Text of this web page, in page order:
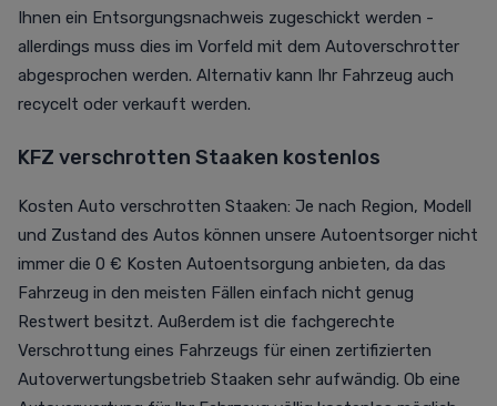
Ihnen ein Entsorgungsnachweis zugeschickt werden -
allerdings muss dies im Vorfeld mit dem Autoverschrotter
abgesprochen werden. Alternativ kann Ihr Fahrzeug auch
recycelt oder verkauft werden.
KFZ verschrotten Staaken kostenlos
Kosten Auto verschrotten Staaken: Je nach Region, Modell
und Zustand des Autos können unsere Autoentsorger nicht
immer die 0 € Kosten Autoentsorgung anbieten, da das
Fahrzeug in den meisten Fällen einfach nicht genug
Restwert besitzt. Außerdem ist die fachgerechte
Verschrottung eines Fahrzeugs für einen zertifizierten
Autoverwertungsbetrieb Staaken sehr aufwändig. Ob eine